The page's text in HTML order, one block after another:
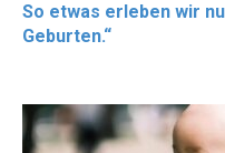
So etwas erleben wir
Geburten.“